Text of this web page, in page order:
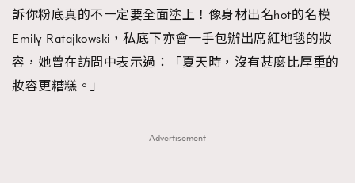
DressLikeAParisienne
訴你粉底真的不一定要全面塗上！像身材出名hot的名模
Emily Ratajkowski，私底下亦會一手包辦出席紅地毯的妝
容，她曾在訪問中表示過：「夏天時，沒有甚麼比厚重的
妝容更糟糕。」
Advertisement